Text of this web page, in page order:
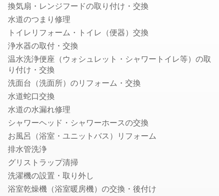
クモ駆除
ハクビシン・アライグマ・狸・イタチ駆除
ムカデ・ヤスデ・ゲジゲジ駆除
水のトラブル
水道のつまり修理
浄水器の取付・交換
水道蛇口交換
水道の水漏れ修理
シャワーヘッド・シャワーホースの交換
排水管洗浄
トイレの故障・修理
蛇口の水漏れ修理
トイレのつまり修理
お風呂の排水口つまり修理
換気扇・レンジフードの取り付け・交換
水道のつまり修理
トイレリフォーム・トイレ（便器）交換
浄水器の取付・交換
温水洗浄便座（ウォシュレット・シャワートイレ等）の取
り付け・交換
洗面台（洗面所）のリフォーム・交換
水道蛇口交換
水道の水漏れ修理
シャワーヘッド・シャワーホースの交換
お風呂（浴室・ユニットバス）リフォーム
排水管洗浄
グリストラップ清掃
洗濯機の設置・取り外し
浴室乾燥機（浴室暖房機）の交換・後付け